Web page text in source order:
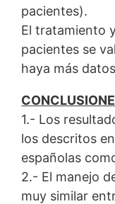
pacientes).
El tratamiento
pacientes se
haya más
1.- Los
los descritos
españolas
2.- El manejo
muy similar